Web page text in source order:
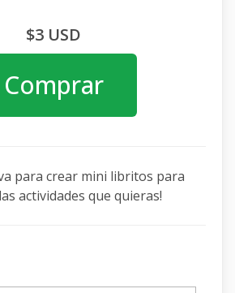
$3 USD
Comprar
para crear mini libritos para
actividades que quieras!